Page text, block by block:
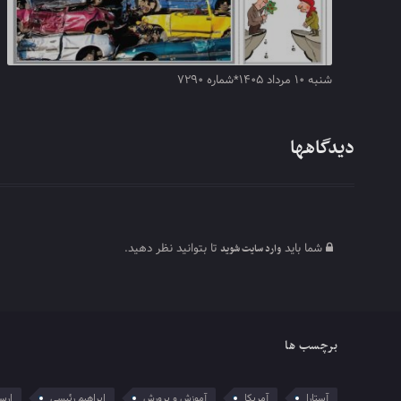
شنبه ۱۰ مرداد ۱۴۰۵*شماره ۷۲۹۰
دیدگاهها
شما باید وارد سایت شوید تا بتوانید نظر دهید.
برچسب ها